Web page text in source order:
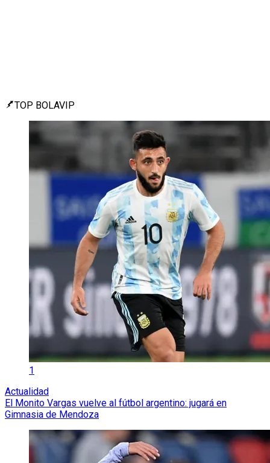
TOP BOLAVIP
1
Actualidad
El Monito Vargas vuelve al fútbol argentino: jugará en
Gimnasia de Mendoza